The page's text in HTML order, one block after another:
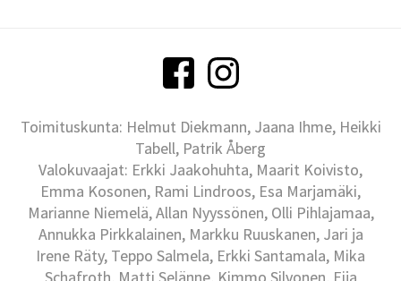
Toimituskunta: Helmut Diekmann, Jaana Ihme, Heikki
Tabell, Patrik Åberg
Valokuvaajat: Erkki Jaakohuhta, Maarit Koivisto,
Emma Kosonen, Rami Lindroos, Esa Marjamäki,
Marianne Niemelä, Allan Nyyssönen, Olli Pihlajamaa,
Annukka Pirkkalainen, Markku Ruuskanen, Jari ja
Irene Räty, Teppo Salmela, Erkki Santamala, Mika